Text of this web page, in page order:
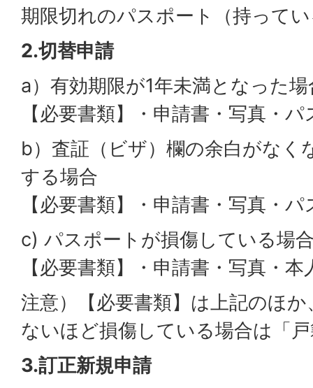
期限切れのパスポート（持って
2.切替申請
a）有効期限が1年未満となった場
【必要書類】・申請書・写真・
b）査証（ビザ）欄の余白がなく
する場合
【必要書類】・申請書・写真・
c) パスポートが損傷している場
【必要書類】・申請書・写真・
注意）【必要書類】は上記のほ
ないほど損傷している場合は「
3.訂正新規申請